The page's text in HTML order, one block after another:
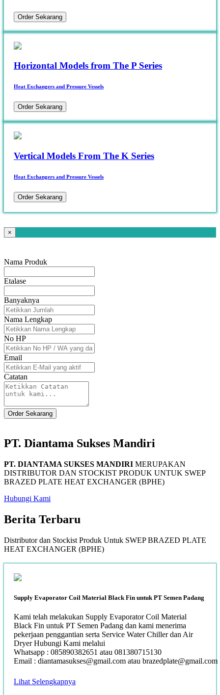
Order Sekarang
Horizontal Models from The P Series
Heat Exchangers and Pressure Vessels
Order Sekarang
Vertical Models From The K Series
Heat Exchangers and Pressure Vessels
Order Sekarang
×
Nama Produk
Etalase
Banyaknya
Nama Lengkap
No HP
Email
Catatan
Order Sekarang
PT. Diantama Sukses Mandiri
PT. DIANTAMA SUKSES MANDIRI MERUPAKAN
DISTRIBUTOR DAN STOCKIST PRODUK UNTUK SWEP
BRAZED PLATE HEAT EXCHANGER (BPHE)
Hubungi Kami
Berita Terbaru
Distributor dan Stockist Produk Untuk SWEP BRAZED PLATE
HEAT EXCHANGER (BPHE)
Supply Evaporator Coil Material Black Fin untuk PT Semen Padang
Kami telah melakukan Supply Evaporator Coil Material
Black Fin untuk PT Semen Padang dan kami menerima
pekerjaan penggantian serta Service Water Chiller dan Air
Dryer Hubungi Kami melalui
Whatsapp : 085890382651 atau 081380715130
Email : diantamasukses@gmail.com atau brazedplate@gmail.com
Lihat Selengkapnya